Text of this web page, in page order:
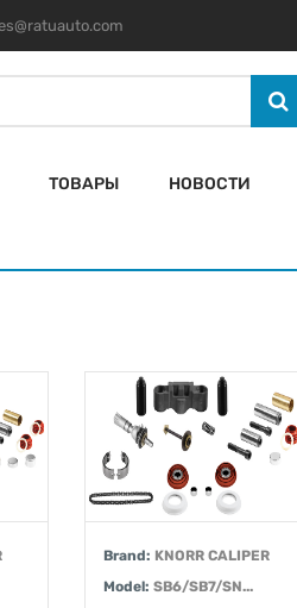
ТОВАРЫ НОВОСТИ
Brand: KNORR CALIPER
Model: SB6/SB7/SN...